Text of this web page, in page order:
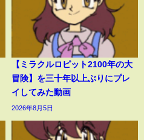
【ミラクルロピット2100年の大
冒険】を三十年以上ぶりにプレ
イしてみた動画
2026年8月5日